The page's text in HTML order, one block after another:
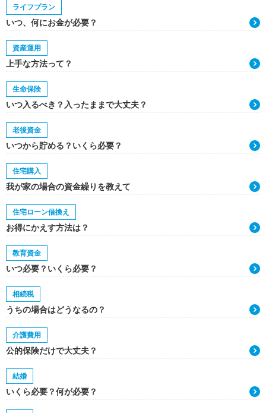
ライフプラン
いつ、何にお金が必要？
資産運用
上手な方法って？
生命保険
いつ入るべき？入ったままで大丈夫？
老後資金
いつから貯める？いくら必要？
住宅購入
我が家の場合の資金繰りを教えて
住宅ローン借換え
お得にかえす方法は？
教育資金
いつ必要？いくら必要？
相続税
うちの場合はどうなるの？
介護費用
公的保険だけで大丈夫？
結婚
いくら必要？何が必要？